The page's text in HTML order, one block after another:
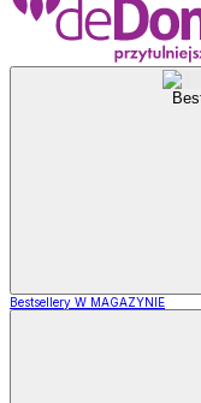
Bestsellery W MAGAZYNIE